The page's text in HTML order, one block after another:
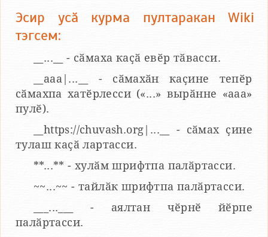
Эсир усӑ курма пултаракан Wiki
тэгсем:
__...__ - сӑмаха каҫӑ евӗр тӑвасси.
__aaa|...__ - сӑмахӑн каҫине тепӗр
сӑмахпа хатӗрлесси («...» вырӑнне «ааа»
пулӗ).
__https://chuvash.org|...__ - сӑмах ҫине
тулаш каҫӑ лартасси.
**...** - хулӑм шрифтпа палӑртасси.
~~...~~ - тайлӑк шрифтпа палӑртасси.
___...___ - аялтан чӗрнӗ йӗрпе
палӑртасси.